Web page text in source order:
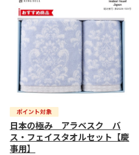
日本の極み アラベスク バ
ス・フェイスタオルセット【慶
事用】